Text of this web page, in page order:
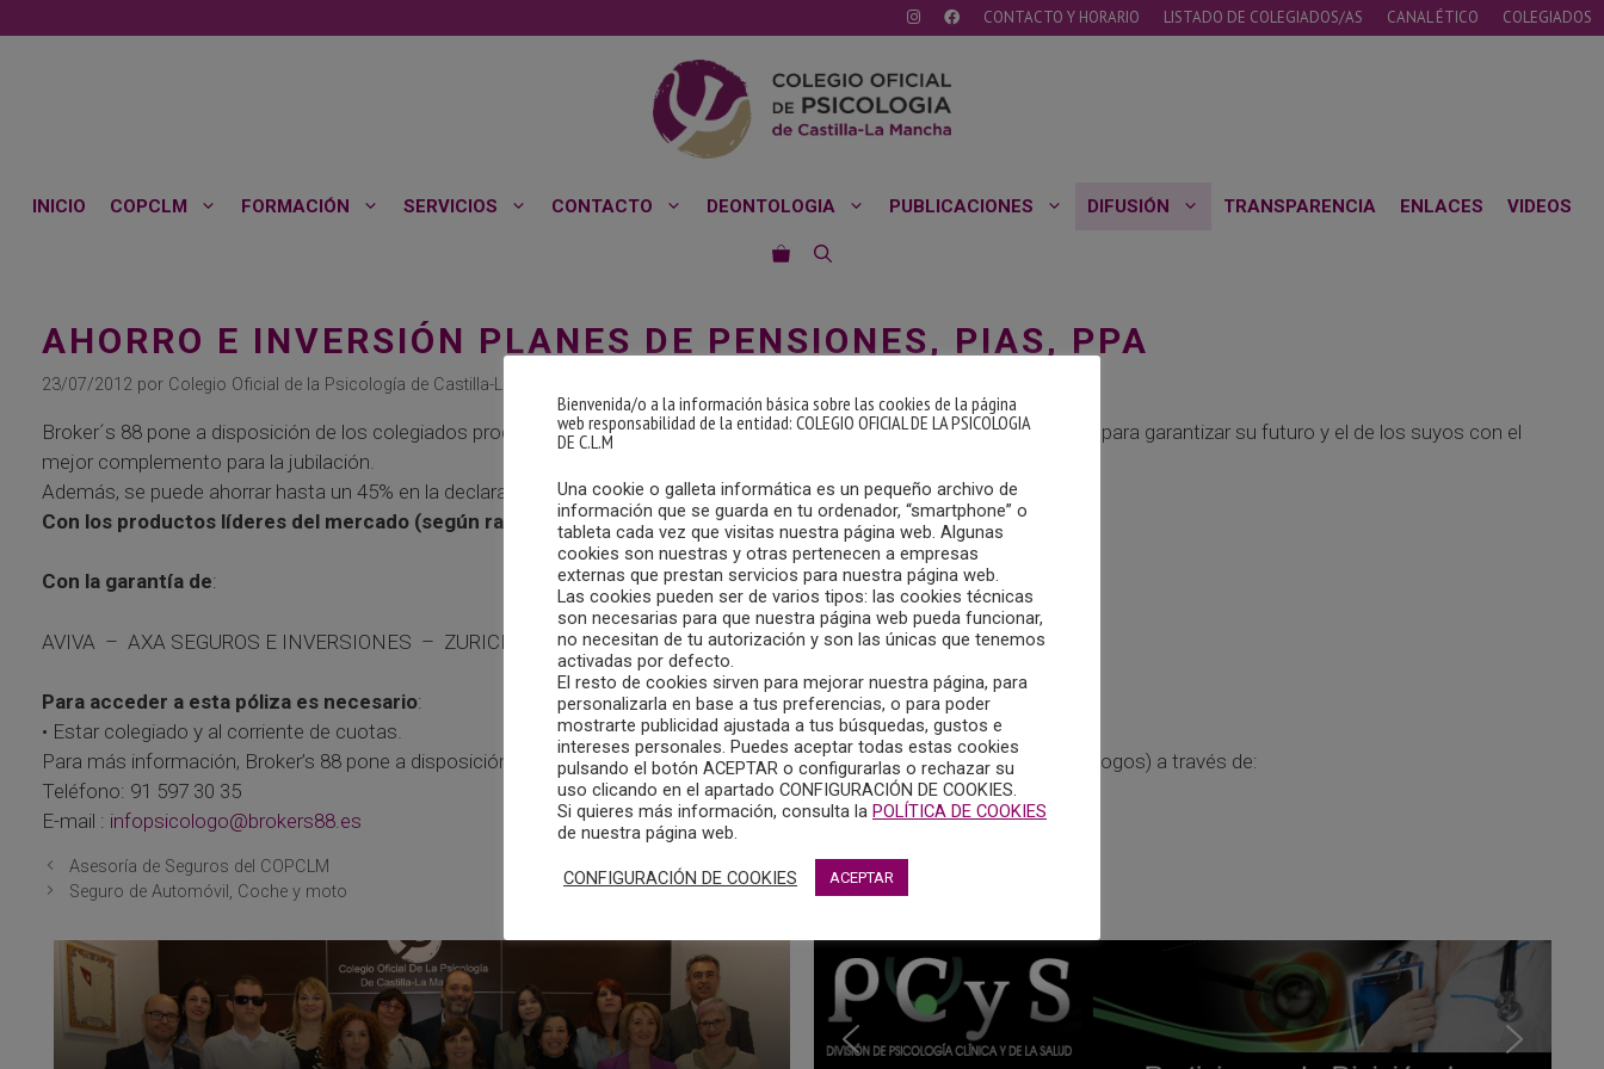
al
CONTACTO Y HORARIO LISTADO DE COLEGIADOS/AS CANAL ÉTICO COLEGIADOS
INICIO COPCLM FORMACIÓN SERVICIOS CONTACTO DEONTOLOGIA PUBLICACIONES DIFUSIÓN TRANSPARENCIA ENLACES VIDEOS
AHORRO E INVERSIÓN PLANES DE PENSIONES, PIAS, PPA
23/07/2012 por Colegio Oficial de la Psicología de Castilla-La Mancha
Broker´s 88 pone a disposición de los colegiados productos de Ahorro e Inversión (Planes de Pensiones, PIAS, PPA, etc.) para garantizar su futuro y el de los suyos con el
mejor complemento para la jubilación.
Además, se puede ahorrar hasta un 45% en la declaración de la Renta.
Con los productos líderes del mercado (según ranking de INVERCO).
Con la garantía de:
AVIVA – AXA SEGUROS E INVERSIONES – ZURICH
Para acceder a esta póliza es necesario:
• Estar colegiado y al corriente de cuotas.
Para más información, Broker’s 88 pone a disposición de los colegiados un servicio de atención multicanal (división Psicólogos) a través de:
Teléfono: 91 597 30 35
E-mail : infopsicologo@brokers88.es
Asesoría de Seguros del COPCLM
Seguro de Automóvil, Coche y moto
Bienvenida/o a la información básica sobre las cookies de la página
web responsabilidad de la entidad: COLEGIO OFICIAL DE LA PSICOLOGIA
DE C.L.M
Una cookie o galleta informática es un pequeño archivo de
información que se guarda en tu ordenador, “smartphone” o
tableta cada vez que visitas nuestra página web. Algunas
cookies son nuestras y otras pertenecen a empresas
externas que prestan servicios para nuestra página web.
Las cookies pueden ser de varios tipos: las cookies técnicas
son necesarias para que nuestra página web pueda funcionar,
no necesitan de tu autorización y son las únicas que tenemos
activadas por defecto.
El resto de cookies sirven para mejorar nuestra página, para
personalizarla en base a tus preferencias, o para poder
mostrarte publicidad ajustada a tus búsquedas, gustos e
intereses personales. Puedes aceptar todas estas cookies
pulsando el botón ACEPTAR o configurarlas o rechazar su
uso clicando en el apartado CONFIGURACIÓN DE COOKIES.
Si quieres más información, consulta la POLÍTICA DE COOKIES
de nuestra página web.
CONFIGURACIÓN DE COOKIES ACEPTAR